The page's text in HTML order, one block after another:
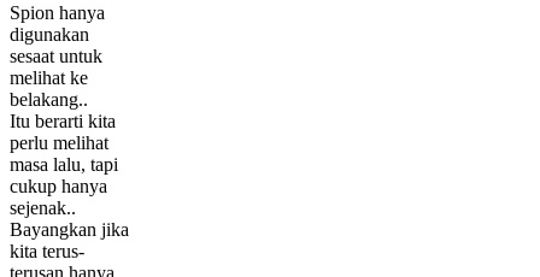
Spion hanya
digunakan
sesaat untuk
melihat ke
belakang..
Itu berarti kita
perlu melihat
masa lalu, tapi
cukup hanya
sejenak..
Bayangkan jika
kita terus-
terusan hanya